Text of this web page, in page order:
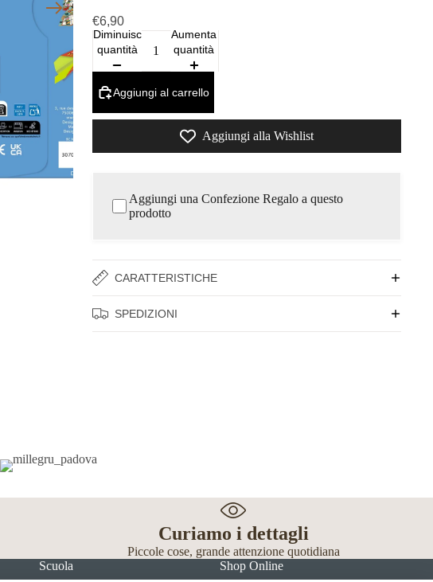
€6,90
Diminuisci
quantità
Aumenta
quantità
Aggiungi al carrello
Aggiungi alla Wishlist
Aggiungi una Confezione Regalo a questo
prodotto
CARATTERISTICHE
SPEDIZIONI
Curiamo i dettagli
Piccole cose, grande attenzione quotidiana
Scuola Shop Online